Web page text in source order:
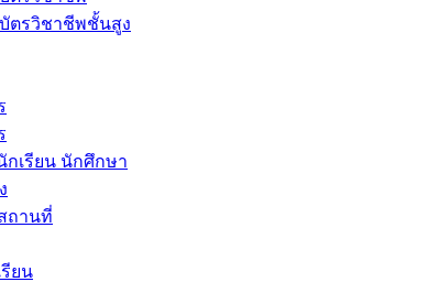
ตรวิชาชีพชั้นสูง
กเรียน นักศึกษา
ถานที่
ยน